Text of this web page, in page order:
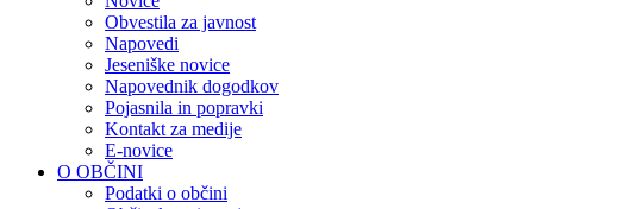
Obvestila za javnost
Napovedi
Jeseniške novice
Napovednik dogodkov
Pojasnila in popravki
Kontakt za medije
E-novice
O OBČINI
Podatki o občini